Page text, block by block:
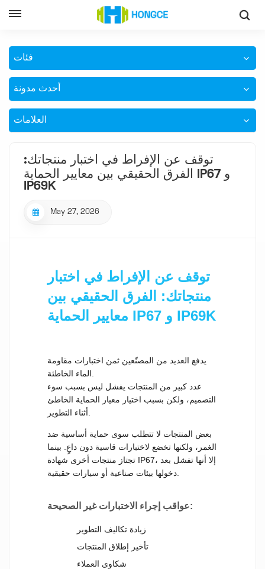
توقف عن الإفراط في اختبار منتجاتك: الفرق الحقيقي بين معايير الحماية
IP67 و IP69K
فئات
أحدث مدونة
العلامات
توقف عن الإفراط في اختبار منتجاتك:
الفرق الحقيقي بين معايير الحماية IP67 و
IP69K
May 27, 2026
توقف عن الإفراط في اختبار
منتجاتك: الفرق الحقيقي بين
معايير الحماية IP67 و IP69K
يدفع العديد من المصنّعين ثمن اختبارات مقاومة
عدد كبير من المنتجات يفشل ليس بسبب سوء
التصميم، ولكن بسبب اختيار معيار الحماية الخاطئ
بعض المنتجات لا تتطلب سوى حماية أساسية ضد
الغمر، ولكنها تخضع لاختبارات قاسية دون داعٍ. بينما
تجتاز منتجات أخرى شهادة IP67، إلا أنها تفشل بعد
عواقب إجراء الاختبارات غير الصحيحة:
زيادة تكاليف التطوير
تأخير إطلاق المنتجات
شكاوى العملاء